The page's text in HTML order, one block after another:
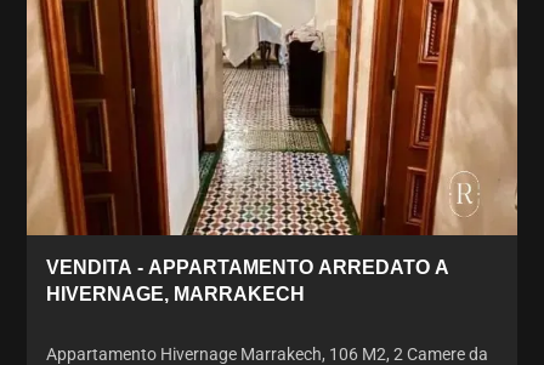
VENDITA - APPARTAMENTO ARREDATO A
HIVERNAGE, MARRAKECH
Appartamento Hivernage Marrakech, 106 M2, 2 Camere da